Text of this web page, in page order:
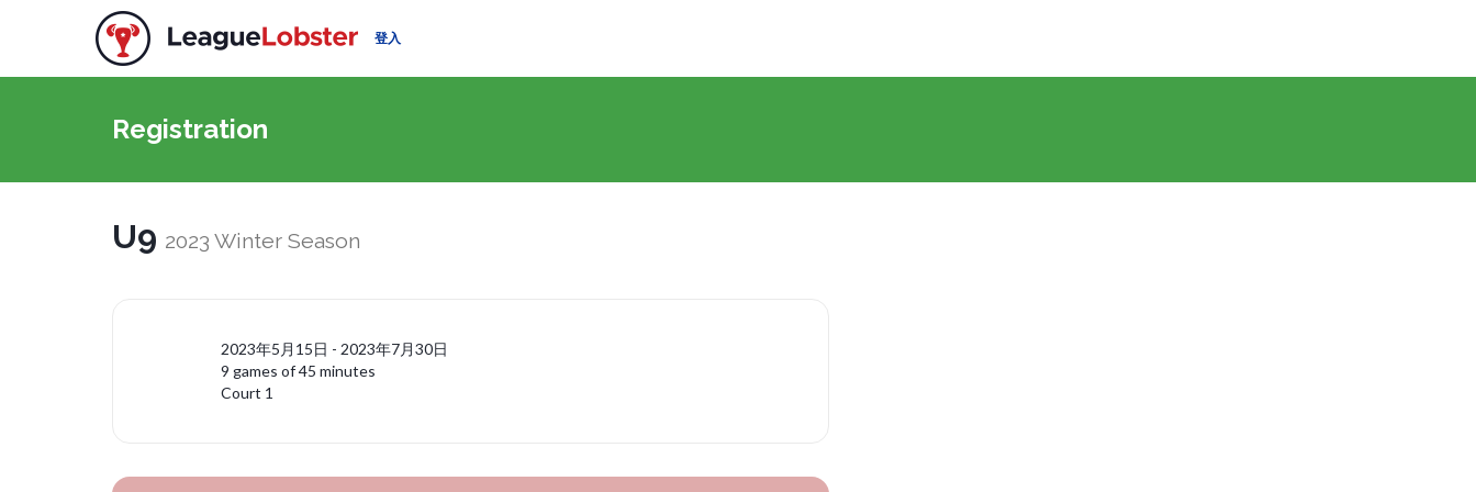
登入
Registration
U9 2023 Winter Season
2023年5月15日 - 2023年7月30日
9 games of 45 minutes
Court 1